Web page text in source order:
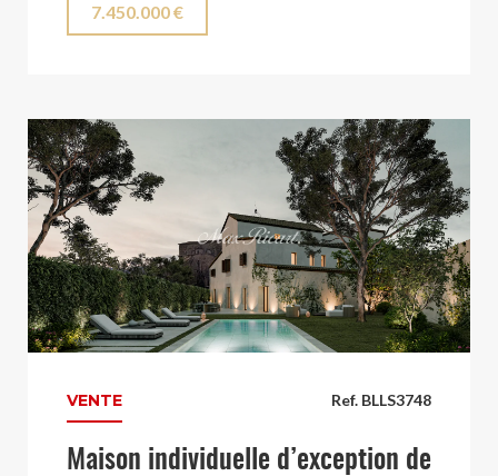
7.450.000 €
Ref. BLLS3748
VENTE
Maison individuelle d’exception de